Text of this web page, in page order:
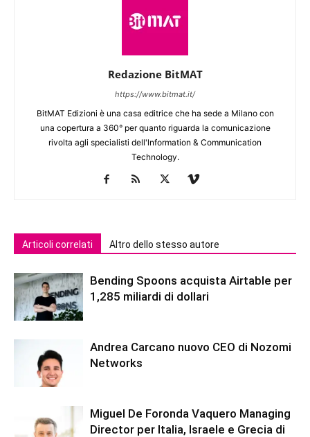
Redazione BitMAT
https://www.bitmat.it/
BitMAT Edizioni è una casa editrice che ha sede a Milano con
una copertura a 360° per quanto riguarda la comunicazione
rivolta agli specialisti dell'lnformation & Communication
Technology.
Articoli correlati Altro dello stesso autore
Bending Spoons acquista Airtable per
1,285 miliardi di dollari
Andrea Carcano nuovo CEO di Nozomi
Networks
Miguel De Foronda Vaquero Managing
Director per Italia, Israele e Grecia di